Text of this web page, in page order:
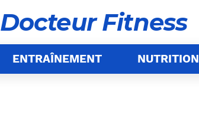
Docteur Fitness
ENTRAÎNEMENT NUTRITION